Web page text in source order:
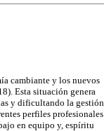
cambiante y los nuevos
Esta situación genera
y dificultando la gestión
perfiles profesionales
en equipo y, espíritu